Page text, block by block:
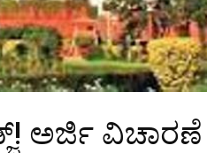
ಅರ್ಜಿ ವಿಚಾರಣೆ